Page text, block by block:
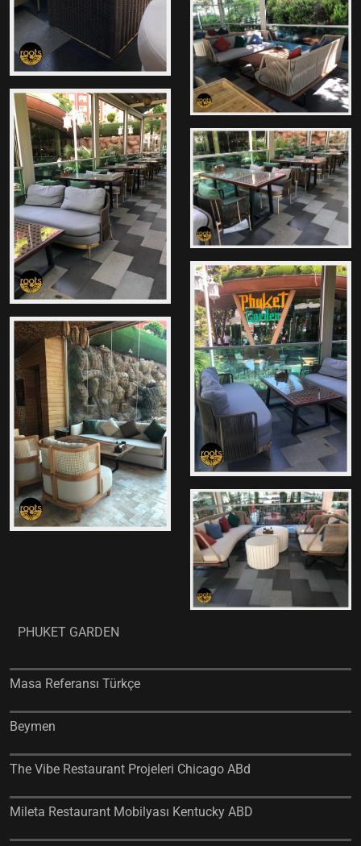
PHUKET GARDEN
Masa Referansı Türkçe
Beymen
The Vibe Restaurant Projeleri Chicago ABd
Mileta Restaurant Mobilyası Kentucky ABD